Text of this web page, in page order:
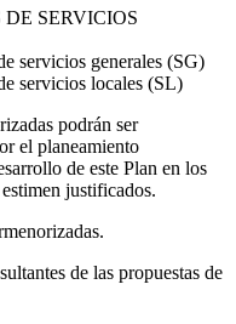
SERVICIOS
servicios generales (SG)
servicios locales (SL)
podrán ser
el planeamiento
de este Plan en los
justificados.
de las propuestas de